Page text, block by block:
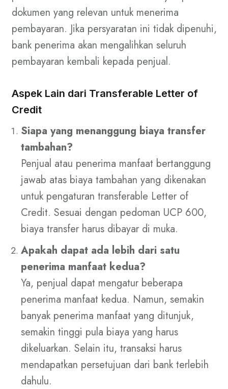
dokumen yang relevan untuk menerima
pembayaran. Jika persyaratan ini tidak dipenuhi,
bank penerima akan mengalihkan seluruh
pembayaran kembali kepada penjual.
Aspek Lain dari Transferable Letter of
Credit
Siapa yang menanggung biaya transfer
tambahan?
Penjual atau penerima manfaat bertanggung
jawab atas biaya tambahan yang dikenakan
untuk pengaturan transferable Letter of
Credit. Sesuai dengan pedoman UCP 600,
biaya transfer harus dibayar di muka.
Apakah dapat ada lebih dari satu
penerima manfaat kedua?
Ya, penjual dapat mengatur beberapa
penerima manfaat kedua. Namun, semakin
banyak penerima manfaat yang ditunjuk,
semakin tinggi pula biaya yang harus
dikeluarkan. Selain itu, transaksi harus
mendapatkan persetujuan dari bank terlebih
dahulu.